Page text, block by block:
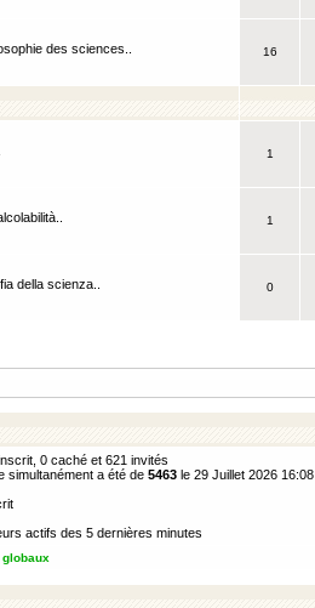
des sciences..
16
1
1
della scienza..
0
0 caché et 621 invités
simultanément a été de 5463 le 29 Juillet 2026 16:08
actifs des 5 dernières minutes